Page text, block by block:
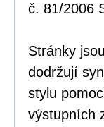
č. 81/2006
Stránky
dodržují
stylu
výstupních